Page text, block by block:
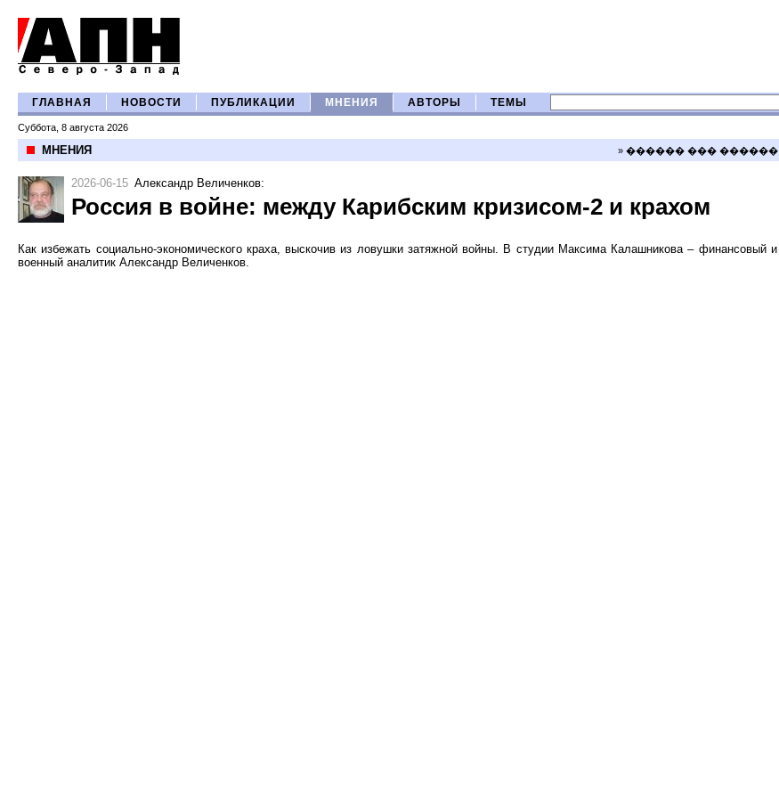
ГЛАВНАЯ НОВОСТИ ПУБЛИКАЦИИ МНЕНИЯ АВТОРЫ ТЕМЫ
Суббота, 8 августа 2026
МНЕНИЯ » ������ ��� ������
2026-06-15 Александр Величенков:
Россия в войне: между Карибским кризисом-2 и крахом
Как избежать социально-экономического краха, выскочив из ловушки затяжной войны. В студии Максима Калашникова – финансовый и
военный аналитик Александр Величенков.